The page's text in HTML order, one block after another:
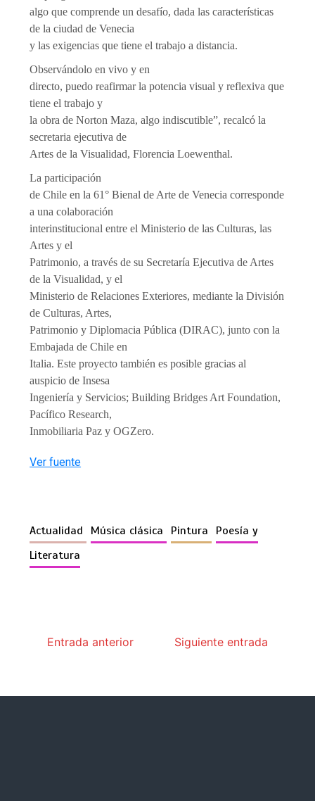
algo que comprende un desafío, dada las características
de la ciudad de Venecia
y las exigencias que tiene el trabajo a distancia.
Observándolo en vivo y en
directo, puedo reafirmar la potencia visual y reflexiva que
tiene el trabajo y
la obra de Norton Maza, algo indiscutible”, recalcó la
secretaria ejecutiva de
Artes de la Visualidad, Florencia Loewenthal.
La participación
de Chile en la 61° Bienal de Arte de Venecia corresponde
a una colaboración
interinstitucional entre el Ministerio de las Culturas, las
Artes y el
Patrimonio, a través de su Secretaría Ejecutiva de Artes
de la Visualidad, y el
Ministerio de Relaciones Exteriores, mediante la División
de Culturas, Artes,
Patrimonio y Diplomacia Pública (DIRAC), junto con la
Embajada de Chile en
Italia. Este proyecto también es posible gracias al
auspicio de Insesa
Ingeniería y Servicios; Building Bridges Art Foundation,
Pacífico Research,
Inmobiliaria Paz y OGZero.
Ver fuente
Actualidad Música clásica Pintura
Poesía y
Literatura
Entrada anterior Siguiente entrada